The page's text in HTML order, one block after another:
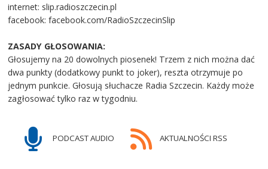
internet: slip.radioszczecin.pl
facebook: facebook.com/RadioSzczecinSlip
ZASADY GŁOSOWANIA:
Głosujemy na 20 dowolnych piosenek! Trzem z nich można dać
dwa punkty (dodatkowy punkt to joker), reszta otrzymuje po
jednym punkcie. Głosują słuchacze Radia Szczecin. Każdy może
zagłosować tylko raz w tygodniu.
PODCAST AUDIO AKTUALNOŚCI RSS